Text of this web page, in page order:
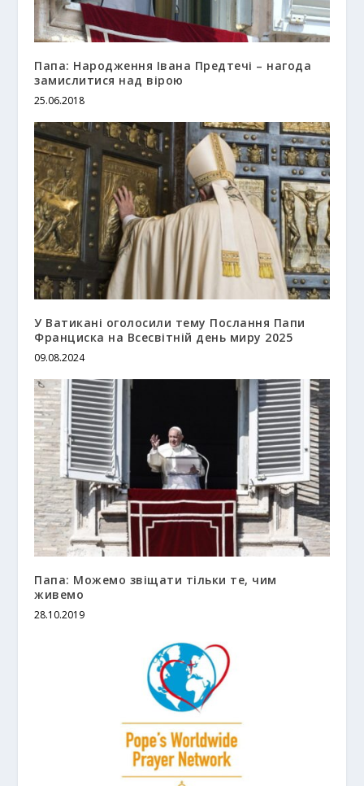
Папа: Народження Івана Предтечі – нагода
замислитися над вірою
25.06.2018
У Ватикані оголосили тему Послання Папи
Франциска на Всесвітній день миру 2025
09.08.2024
Папа: Можемо звіщати тільки те, чим
живемо
28.10.2019